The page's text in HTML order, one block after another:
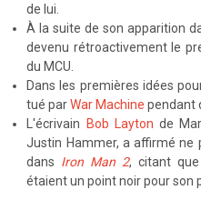
de lui.
À la suite de son apparition
devenu rétroactivement le
du MCU.
Dans les premières idées
tué parWar Machine pendant
L'écrivain
Bob Layton de
Justin Hammer, a affirmé ne
dans Iron Man 2, citant
étaient un point noir pour son